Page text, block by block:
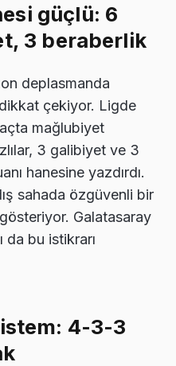
güçlü: 6
3 beraberlik
deplasmanda
çekiyor. Ligde
mağlubiyet
3 galibiyet ve 3
hanesine yazdırdı.
sahada özgüvenli bir
Galatasaray
da bu istikrarı
4-3-3